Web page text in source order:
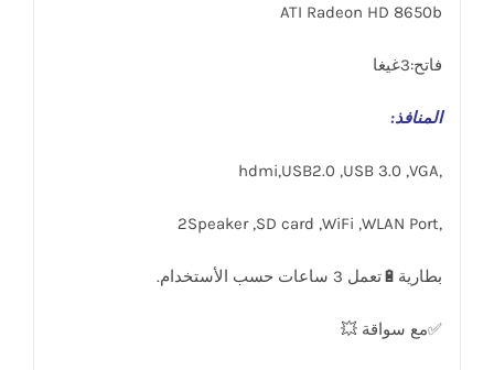
ATI Radeon HD 8650b
فاتح:3غيغا
المنافذ:
,hdmi,USB2.0 ,USB 3.0 ,VGA
,2Speaker ,SD card ,WiFi ,WLAN Port
✅مع سواقة 💥